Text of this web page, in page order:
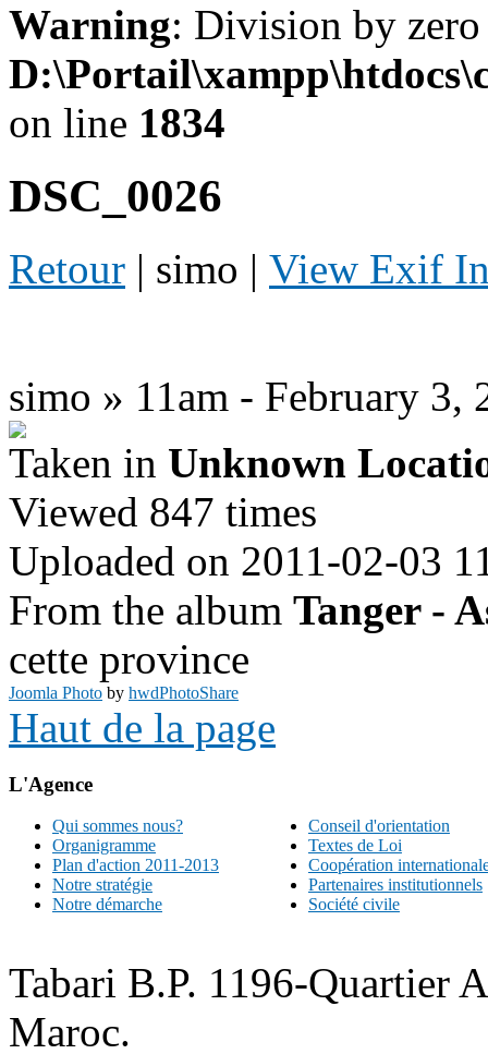
Warning: Division by
on line 1834
DSC_0026
Retour | simo | View Exif
simo » 11am - February 3,
Taken in Unknown
Viewed 847 times
Uploaded on 2011-02-03
From the album Tanger -
cette province
Joomla Photo by hwdPhotoShare
Haut de la page
L'Agence
Qui sommes nous?
Organigramme
Plan d'action 2011-2013
Notre stratégie
Notre démarche
Conseil d'orientation
Textes de Loi
Coopération
Partenaires institutionnels
Société civile
Tabari B.P. 1196-Quartier
Maroc.